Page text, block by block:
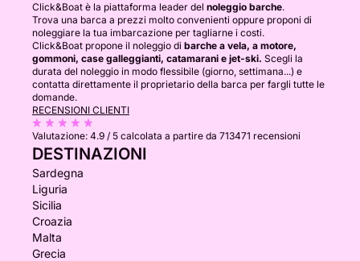
Click&Boat è la piattaforma leader del noleggio barche.
Trova una barca a prezzi molto convenienti oppure proponi di
noleggiare la tua imbarcazione per tagliarne i costi.
Click&Boat propone il noleggio di barche a vela, a motore,
gommoni, case galleggianti, catamarani e jet-ski. Scegli la
durata del noleggio in modo flessibile (giorno, settimana...) e
contatta direttamente il proprietario della barca per fargli tutte le
domande.
RECENSIONI CLIENTI
Valutazione: 4.9 / 5 calcolata a partire da 713471 recensioni
DESTINAZIONI
Sardegna
Liguria
Sicilia
Croazia
Malta
Grecia